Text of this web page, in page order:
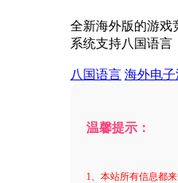
全新海外版的游戏
系统支持八国语言
八国语言 海外电
温馨提示：
1、本站所有信息都